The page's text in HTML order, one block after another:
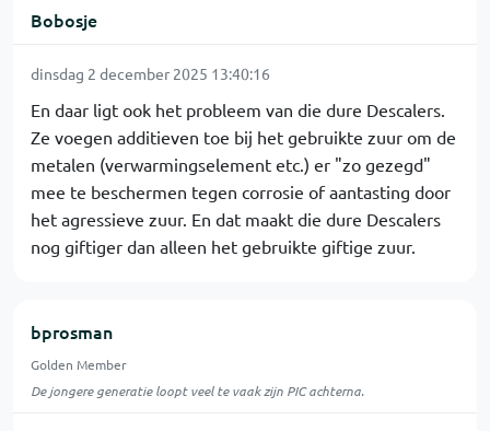
Bobosje
dinsdag 2 december 2025 13:40:16
En daar ligt ook het probleem van die dure Descalers.
Ze voegen additieven toe bij het gebruikte zuur om de
metalen (verwarmingselement etc.) er "zo gezegd"
mee te beschermen tegen corrosie of aantasting door
het agressieve zuur. En dat maakt die dure Descalers
nog giftiger dan alleen het gebruikte giftige zuur.
bprosman
Golden Member
De jongere generatie loopt veel te vaak zijn PIC achterna.